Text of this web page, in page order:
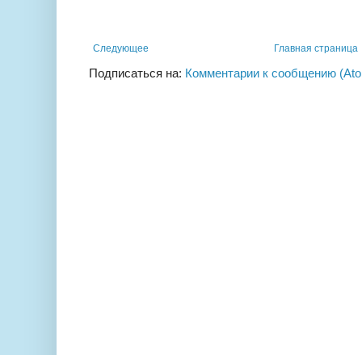
Следующее Главная страница
Подписаться на: Комментарии к сообщению